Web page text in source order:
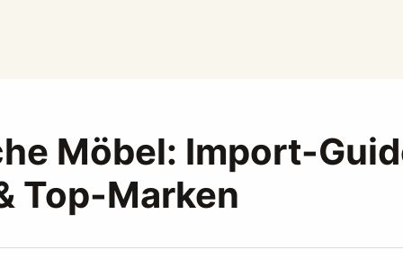
Möbel: Import-
Top-Marken